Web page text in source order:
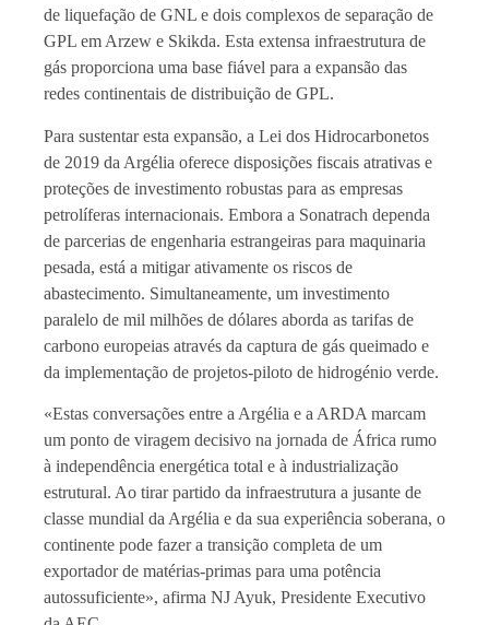
de liquefação de GNL e dois complexos de separação de
GPL em Arzew e Skikda. Esta extensa infraestrutura de
gás proporciona uma base fiável para a expansão das
redes continentais de distribuição de GPL.
Para sustentar esta expansão, a Lei dos Hidrocarbonetos
de 2019 da Argélia oferece disposições fiscais atrativas e
proteções de investimento robustas para as empresas
petrolíferas internacionais. Embora a Sonatrach dependa
de parcerias de engenharia estrangeiras para maquinaria
pesada, está a mitigar ativamente os riscos de
abastecimento. Simultaneamente, um investimento
paralelo de mil milhões de dólares aborda as tarifas de
carbono europeias através da captura de gás queimado e
da implementação de projetos-piloto de hidrogénio verde.
«Estas conversações entre a Argélia e a ARDA marcam
um ponto de viragem decisivo na jornada de África rumo
à independência energética total e à industrialização
estrutural. Ao tirar partido da infraestrutura a jusante de
classe mundial da Argélia e da sua experiência soberana, o
continente pode fazer a transição completa de um
exportador de matérias-primas para uma potência
autossuficiente», afirma NJ Ayuk, Presidente Executivo